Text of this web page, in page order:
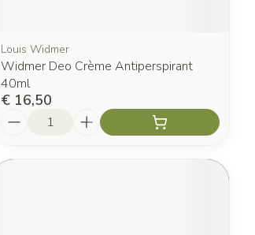
Louis Widmer
Widmer Deo Crème Antiperspirant
40ml
€ 16,50